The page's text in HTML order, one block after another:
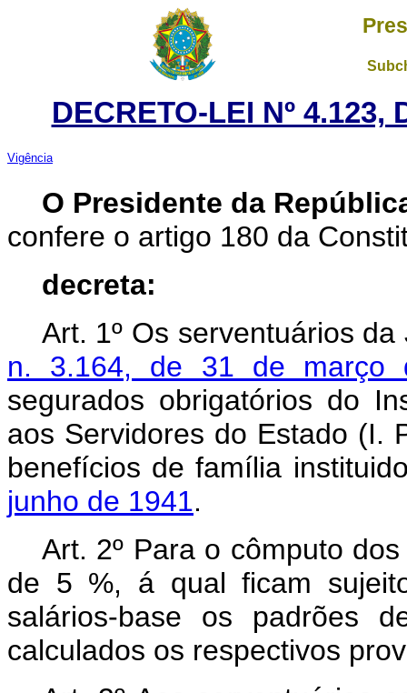
DECRETO-LEI Nº 4.123,
Vigência
O Presidente da
confere o artigo 180 da
decreta:
Art. 1º Os serventuários
n. 3.164, de 31 de março
segurados obrigatórios do
aos Servidores do Estado (I.
benefícios de família
junho de 1941.
Art. 2º Para o cômputo
de 5 %, á qual ficam
salários-base os padrões
calculados os respectivos